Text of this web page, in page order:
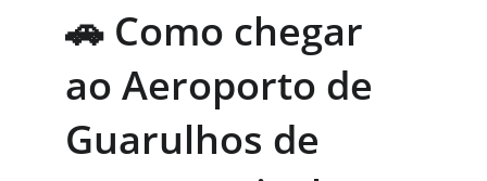
🚗 Como chegar
ao Aeroporto de
Guarulhos de